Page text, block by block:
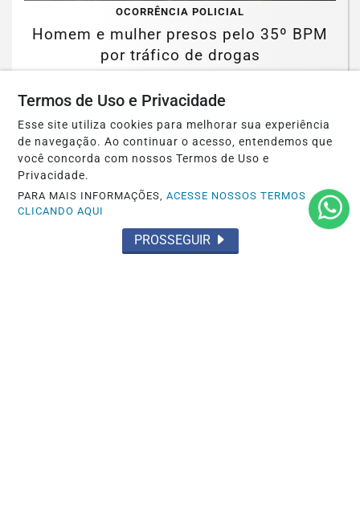
OCORRÊNCIA POLICIAL
Homem e mulher presos pelo 35º BPM
por tráfico de drogas
Termos de Uso e Privacidade
Esse site utiliza cookies para melhorar sua experiência
de navegação. Ao continuar o acesso, entendemos que
você concorda com nossos Termos de Uso e
Privacidade.
PARA MAIS INFORMAÇÕES,ACESSE NOSSOS TERMOS
CLICANDO AQUI
PROSSEGUIR